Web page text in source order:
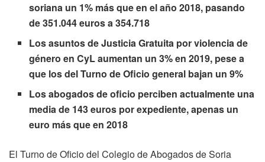
soriana un 1% más que en el año 2018, pasando
de 351.044 euros a 354.718
Los asuntos de Justicia Gratuita por violencia de
género en CyL aumentan un 3% en 2019, pese a
que los del Turno de Oficio general bajan un 9%
Los abogados de oficio perciben actualmente una
media de 143 euros por expediente, apenas un
euro más que en 2018
El Turno de Oficio del Colegio de Abogados de Soria